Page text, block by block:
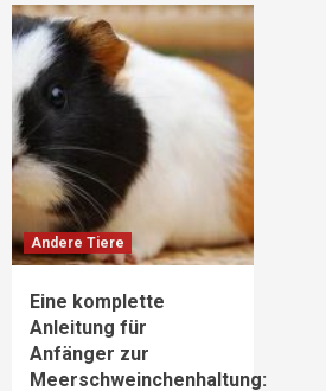
Andere Tiere
Eine komplette
Anleitung für
Anfänger zur
Meerschweinchenhaltung: